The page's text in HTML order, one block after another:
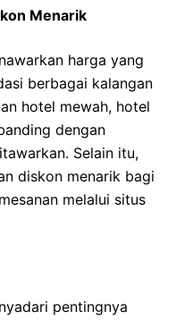
Menarik
harga yang
berbagai kalangan
hotel mewah, hotel
dengan
Selain itu,
diskon menarik bagi
melalui situs
pentingnya